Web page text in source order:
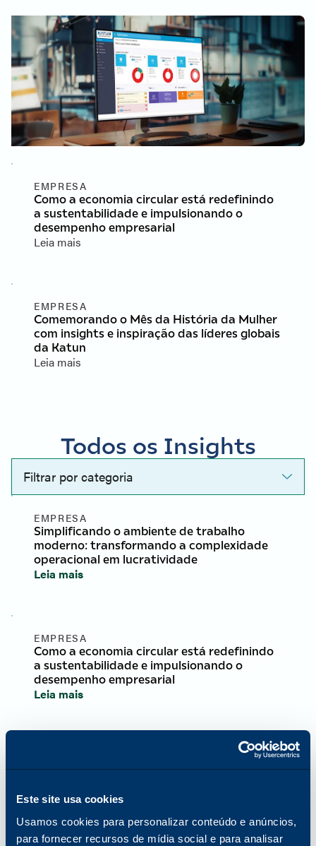
Este site usa cookies
Usamos cookies para personalizar conteúdo e anúncios,
para fornecer recursos de mídia social e para analisar
EMPRESA
Como a economia circular está redefinindo
a sustentabilidade e impulsionando o
desempenho empresarial
Leia mais
EMPRESA
Comemorando o Mês da História da Mulher
com insights e inspiração das líderes globais
da Katun
Leia mais
Todos os Insights
Filtrar por categoria
EMPRESA
Simplificando o ambiente de trabalho
moderno: transformando a complexidade
operacional em lucratividade
Leia mais
EMPRESA
Como a economia circular está redefinindo
a sustentabilidade e impulsionando o
desempenho empresarial
Leia mais
Comemorando o Mês da História da Mulher
da Katun
Leia mais